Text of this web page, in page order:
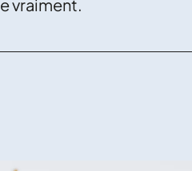
vraiment.